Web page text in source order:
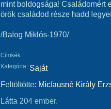
mint boldogsága! Családomért
örök családod része hadd
/Balog Miklós-1970/
Címkék:
Kategória: Saját
Feltöltötte: Miclausné Király
Látta 204 ember.